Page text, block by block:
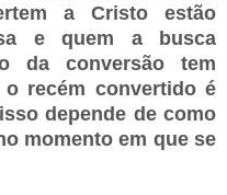
a Cristo estão
e quem a busca
da conversão tem
recém convertido é
depende de como
momento em que se